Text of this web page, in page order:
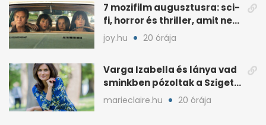
7 mozifilm augusztusra: sci-
fi, horror és thriller, amit nem
érdemes kihagyni
joy.hu 20 órája
Varga Izabella és lánya vad
sminkben pózoltak a Sziget
előtt
marieclaire.hu 20 órája